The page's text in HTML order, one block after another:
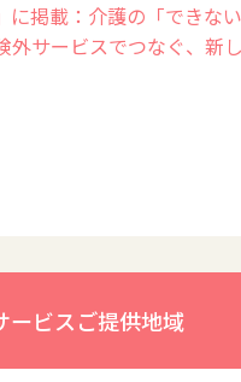
に掲載：介護の「できな
外サービスでつなぐ、新
ービスご提供地域